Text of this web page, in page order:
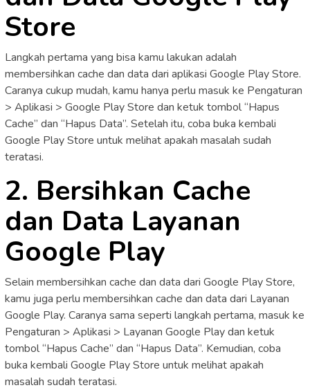
Store
Langkah pertama yang bisa kamu lakukan adalah
membersihkan cache dan data dari aplikasi Google Play Store.
Caranya cukup mudah, kamu hanya perlu masuk ke Pengaturan
> Aplikasi > Google Play Store dan ketuk tombol “Hapus
Cache” dan “Hapus Data”. Setelah itu, coba buka kembali
Google Play Store untuk melihat apakah masalah sudah
teratasi.
2. Bersihkan Cache
dan Data Layanan
Google Play
Selain membersihkan cache dan data dari Google Play Store,
kamu juga perlu membersihkan cache dan data dari Layanan
Google Play. Caranya sama seperti langkah pertama, masuk ke
Pengaturan > Aplikasi > Layanan Google Play dan ketuk
tombol “Hapus Cache” dan “Hapus Data”. Kemudian, coba
buka kembali Google Play Store untuk melihat apakah
masalah sudah teratasi.